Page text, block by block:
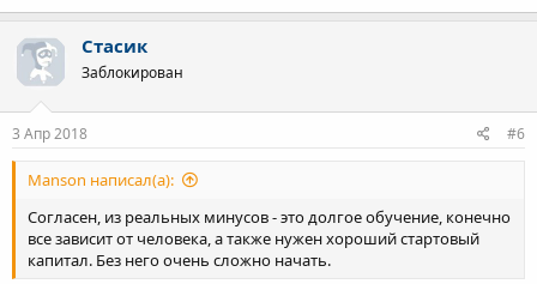
Стасик
Заблокирован
3 Апр 2018 #6
Manson написал(а):
Согласен, из реальных минусов - это долгое обучение, конечно
все зависит от человека, а также нужен хороший стартовый
капитал. Без него очень сложно начать.